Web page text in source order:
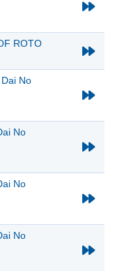
ROTO
No
No
No
No